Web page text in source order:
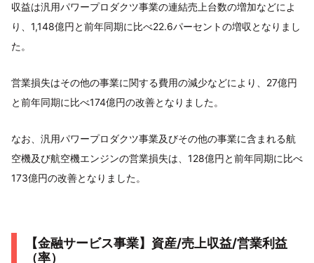
収益は汎用パワープロダクツ事業の連結売上台数の増加などによ
り、1,148億円と前年同期に比べ22.6パーセントの増収となりまし
た。
営業損失はその他の事業に関する費用の減少などにより、27億円
と前年同期に比べ174億円の改善となりました。
なお、汎用パワープロダクツ事業及びその他の事業に含まれる航
空機及び航空機エンジンの営業損失は、128億円と前年同期に比べ
173億円の改善となりました。
【金融サービス事業】資産/売上収益/営業利益
（率）